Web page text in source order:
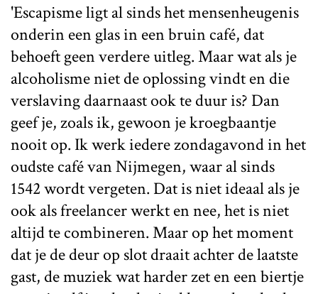
'Escapisme ligt al sinds het mensenheugenis
onderin een glas in een bruin café, dat
behoeft geen verdere uitleg. Maar wat als je
alcoholisme niet de oplossing vindt en die
verslaving daarnaast ook te duur is? Dan
geef je, zoals ik, gewoon je kroegbaantje
nooit op. Ik werk iedere zondagavond in het
oudste café van Nijmegen, waar al sinds
1542 wordt vergeten. Dat is niet ideaal als je
ook als freelancer werkt en nee, het is niet
altijd te combineren. Maar op het moment
dat je de deur op slot draait achter de laatste
gast, de muziek wat harder zet en een biertje